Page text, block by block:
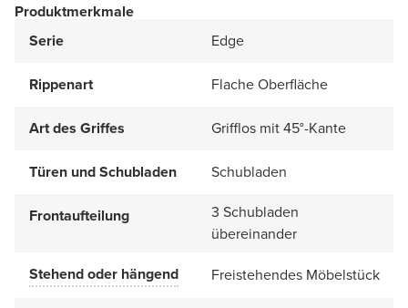
Produktmerkmale
Serie
Edge
Rippenart Flache Oberfläche
Art des Griffes Grifflos mit 45°-Kante
Türen und Schubladen Schubladen
Frontaufteilung
3 Schubladen
übereinander
Stehend oder hängend
Freistehendes Möbelstück